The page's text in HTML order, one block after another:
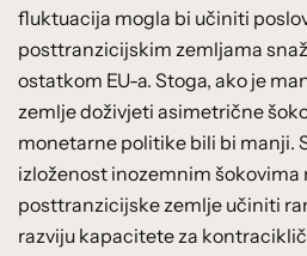
fluktuacija mogla bi učiniti
posttranzicijskim zemljama
ostatkom EU-a. Stoga, ako je
zemlje doživjeti asimetrične
monetarne politike bili bi manji.
izloženost inozemnim šokovima
posttranzicijske zemlje učiniti
razviju kapacitete za